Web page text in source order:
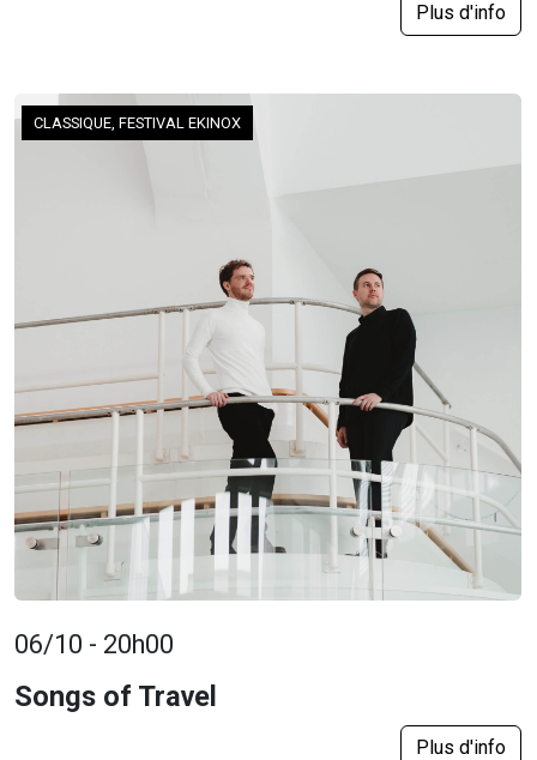
Plus d'info
CLASSIQUE, FESTIVAL EKINOX
06/10 - 20h00
Songs of Travel
Plus d'info